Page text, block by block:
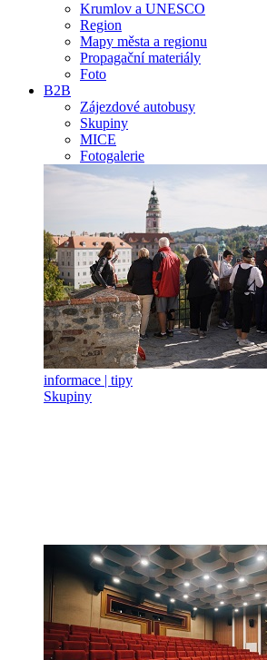
Krumlov a UNESCO
Region
Mapy města a regionu
Propagační materiály
Foto
B2B
Zájezdové autobusy
Skupiny
MICE
Fotogalerie
informace | tipy
Skupiny